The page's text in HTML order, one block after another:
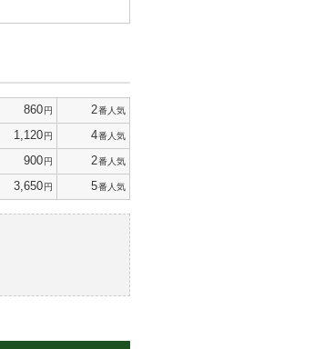
860円 2番人気
1,120円 4番人気
900円 2番人気
3,650円 5番人気